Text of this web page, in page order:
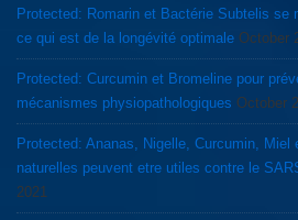
Protected: Romarin et Bactérie Subtelis se
ce qui est de la longévité optimale October
Protected: Curcumin et Bromeline pour
mécanismes physiopathologiques October
Protected: Ananas, Nigelle, Curcumin, Miel
naturelles peuvent etre utiles contre le
2021